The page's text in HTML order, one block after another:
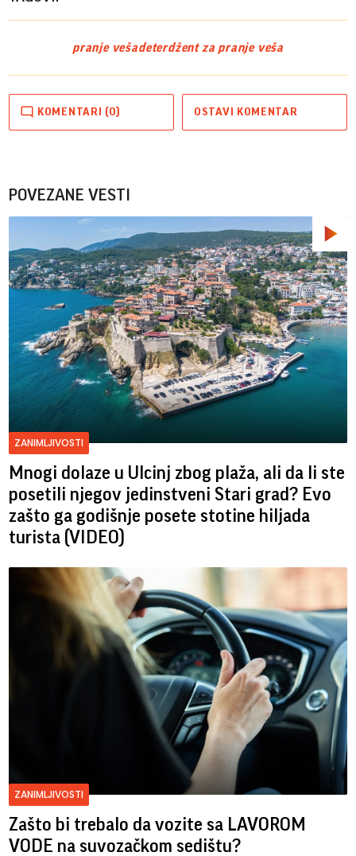
pranje vešadeterdžent za pranje veša
KOMENTARI (0) OSTAVI KOMENTAR
POVEZANE VESTI
ZANIMLJIVOSTI
Mnogi dolaze u Ulcinj zbog plaža, ali da li ste
posetili njegov jedinstveni Stari grad? Evo
zašto ga godišnje posete stotine hiljada
turista (VIDEO)
ZANIMLJIVOSTI
Zašto bi trebalo da vozite sa LAVOROM
VODE na suvozačkom sedištu?